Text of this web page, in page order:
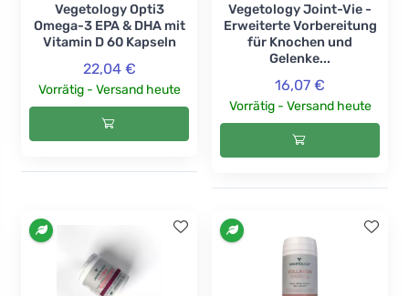
Vegetology Opti3
Omega-3 EPA & DHA mit
Vitamin D 60 Kapseln
22,04 €
Vorrätig - Versand heute
Vegetology Joint-Vie -
Erweiterte Vorbereitung
für Knochen und
Gelenke...
16,07 €
Vorrätig - Versand heute